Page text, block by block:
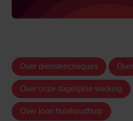
Over dienstencheques
Over onze dagelijkse werking
Over loon huishoudhulp